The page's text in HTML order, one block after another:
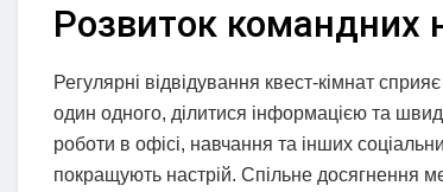
Розвиток командних
Регулярні відвідування квест-кімнат
один одного, ділитися інформацією та
роботи в офісі, навчання та інших
покращують настрій. Спільне досягнення